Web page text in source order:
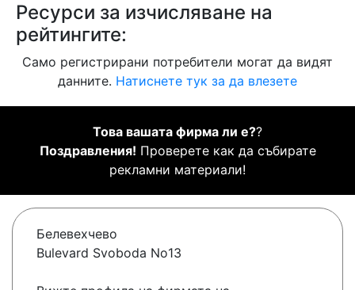
Ресурси за изчисляване на
рейтингите:
Само регистрирани потребители могат да видят
данните. Натиснете тук за да влезете
Това вашата фирма ли е??
Поздравления! Проверете как да събирате
рекламни материали!
Белевехчево
Bulevard Svoboda No13